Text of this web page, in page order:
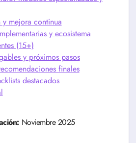
y mejora continua
y ecosistema
(15+)
y próximos pasos
finales
destacados
Noviembre 2025